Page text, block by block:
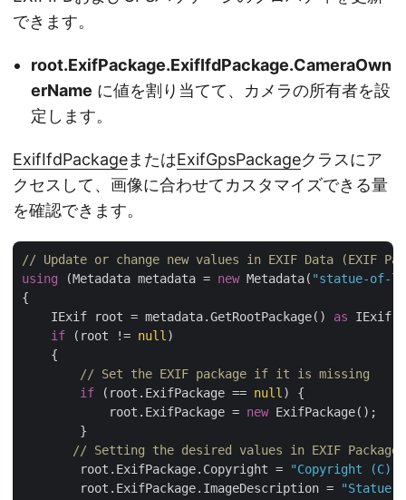
できます。
root.ExifPackage.ExifIfdPackage.CameraOwn
erName に値を割り当てて、カメラの所有者を設
定します。
ExifIfdPackageまたはExifGpsPackageクラスにア
クセスして、画像に合わせてカスタマイズできる量
を確認できます。
// Update or change new values in EXIF Data (EXIF
using (Metadata metadata = new Metadata( "statue-of-
{
    IExif root = metadata.GetRootPackage()
as IExif;
if (root != null )
    {
// Set the EXIF package if it is missing
if (root.ExifPackage == null ) {
            root.ExifPackage =
new ExifPackage();
        }
// Setting the desired values in EXIF Package
        root.ExifPackage.Copyright =
"Copyright (C)
        root.ExifPackage.ImageDescription =
"Statue